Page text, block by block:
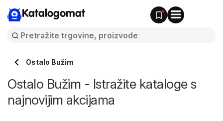
Katalogomat
Ostalo Bužim
Ostalo Bužim - Istražite kataloge s
najnovijim akcijama